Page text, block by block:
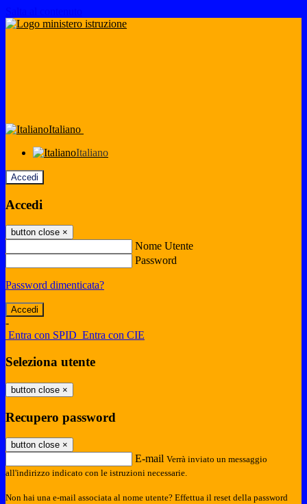
Italiano
Italiano
Accedi
Accedi
button close ×
Nome Utente
Password
Password dimenticata?
-
Entra con SPID Entra con CIE
Seleziona utente
button close ×
Recupero password
button close ×
E-mail Verrà inviato un messaggio
all'indirizzo indicato con le istruzioni necessarie.
Non hai una e-mail associata al nome utente? Effettua il reset della password